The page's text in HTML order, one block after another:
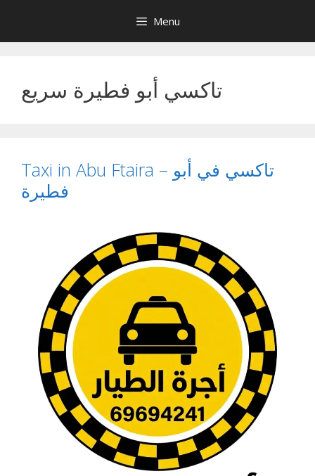
content
Menu
تاكسي أبو فطيرة سريع
Taxi in Abu Ftaira – تاكسي في أبو
فطيرة